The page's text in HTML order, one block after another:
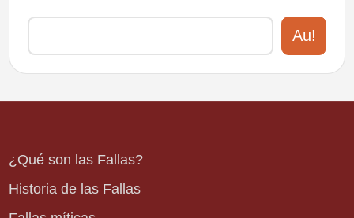
Au!
¿Qué son las Fallas?
Historia de las Fallas